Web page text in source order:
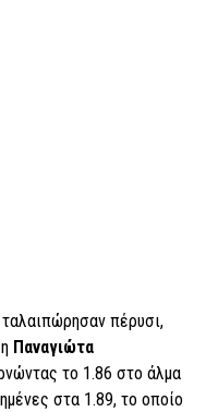
πέρυσι,
Παναγιώτα
το 1.86 στο άλμα
στα 1.89, το οποίο